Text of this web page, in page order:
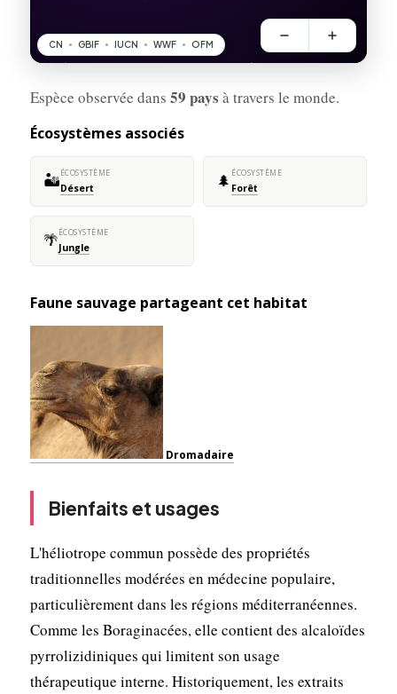
Espèce observée dans 59 pays à travers le monde.
Écosystèmes associés
🏜️ÉCOSYSTÈME
Désert 🌲 ÉCOSYSTÈME
Forêt
🌴ÉCOSYSTÈME
Jungle
Faune sauvage partageant cet habitat
Dromadaire
Bienfaits et usages
L'héliotrope commun possède des propriétés
traditionnelles modérées en médecine populaire,
particulièrement dans les régions méditerranéennes.
Comme les Boraginacées, elle contient des alcaloïdes
pyrrolizidiniques qui limitent son usage
thérapeutique interne. Historiquement, les extraits